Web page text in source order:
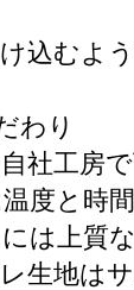
込むよ
わり
社工房で
度と時
は上質
生地は